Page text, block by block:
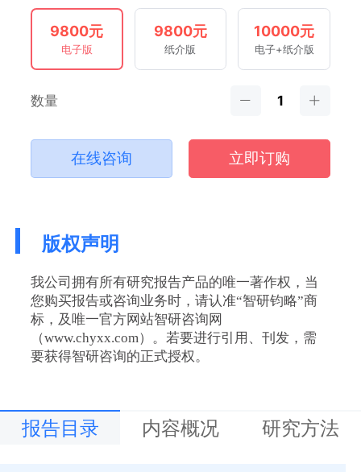
9800元
电子版
9800元
纸介版
10000元
电子+纸介版
数量
在线咨询 立即订购
版权声明
我公司拥有所有研究报告产品的唯一著作权，当
您购买报告或咨询业务时，请认准“智研钧略”商
标，及唯一官方网站智研咨询网
（www.chyxx.com）。若要进行引用、刊发，需
要获得智研咨询的正式授权。
报告目录 内容概况 研究方法